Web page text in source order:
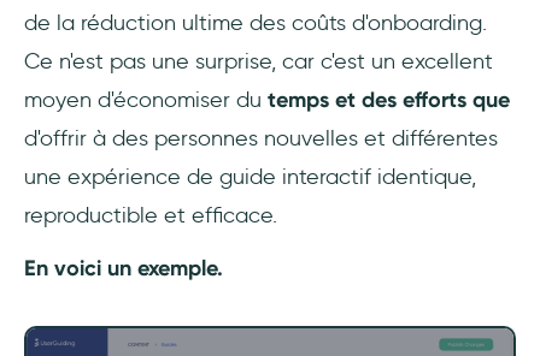
de la réduction ultime des coûts d'onboarding.
Ce n'est pas une surprise, car c'est un excellent
moyen d'économiser du temps et des efforts que
d'offrir à des personnes nouvelles et différentes
une expérience de guide interactif identique,
reproductible et efficace.
En voici un exemple.